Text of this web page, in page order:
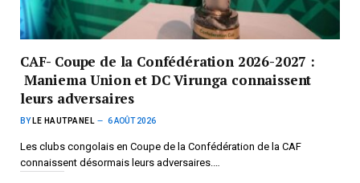
CAF- Coupe de la Confédération 2026-2027 :
Maniema Union et DC Virunga connaissent
leurs adversaires
BY LE HAUTPANEL 6 AOÛT 2026
Les clubs congolais en Coupe de la Confédération de la CAF
connaissent désormais leurs adversaires.…